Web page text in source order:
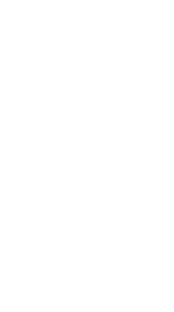
Du lịch Tỉnh Lâm Đồng